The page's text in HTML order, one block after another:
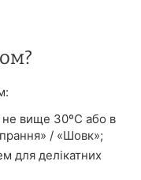
не вище 30ºС або в
/ «Шовк»;
для делікатних